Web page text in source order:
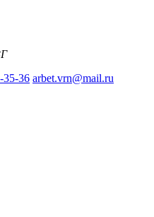
35-36 arbet.vrn@mail.ru